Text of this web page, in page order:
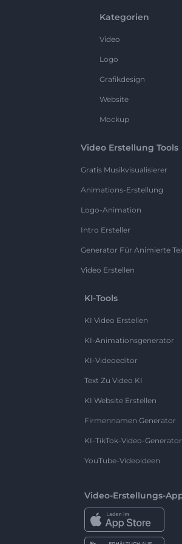
Kategorien
Video
Logo
Grafikdesign
Website
Mockup
Video Erstellung Tools
Gratis Musikvisualisierer
Animations-Erstellung
Logo-Animation
Intro Ersteller
Generator Für Animierte
Video Erstellen
KI-Tools
KI Video Erstellen
KI-Animationsgenerator
KI-Videoeditor
Text Zu Video KI
KI Website Erstellen
Firmennamen Generator
KI-TikTok-Video-Generator
YouTube-Videoideen
Video-Erstellungs-